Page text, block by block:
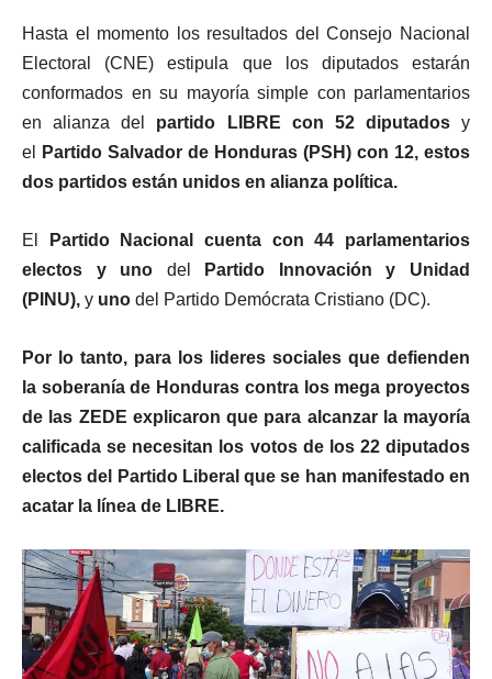
Hasta el momento los resultados del Consejo Nacional
Electoral (CNE) estipula que los diputados estarán
conformados en su mayoría simple con parlamentarios
en alianza del partido LIBRE con 52 diputadosy
el
Partido Salvador de Honduras (PSH) con 12, estos
dos partidos están unidos en alianza política.
El
Partido Nacional cuenta con 44 parlamentarios
electos y uno del
Partido Innovación y Unidad
(PINU), y uno del Partido Demócrata Cristiano (DC).
Por lo tanto, para los lideres sociales que defienden
la soberanía de Honduras contra los mega proyectos
de las ZEDE explicaron que para alcanzar la mayoría
calificada se necesitan los votos de los 22 diputados
electos del Partido Liberal que se han manifestado en
acatar la línea de LIBRE.